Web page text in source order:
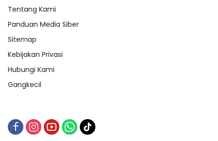
Tentang Kami
Panduan Media Siber
Sitemap
Kebijakan Privasi
Hubungi Kami
Gangkecil